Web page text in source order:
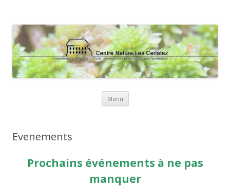
Menu Aller
contenu
Evenements
Prochains événements à ne pas
manquer